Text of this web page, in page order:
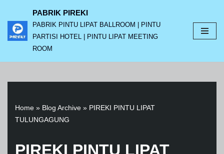
Lompat
ke
PABRIK PIREKI
PABRIK PINTU LIPAT BALLROOM | PINTU
PARTISI HOTEL | PINTU LIPAT MEETING
ROOM
Home » Blog Archive » PIREKI PINTU LIPAT
TULUNGAGUNG
PIREKI PINTU LIPAT